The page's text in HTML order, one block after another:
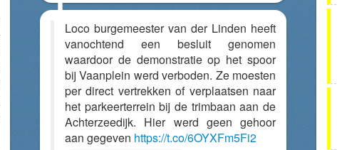
Loco burgemeester van der Linden heeft
vanochtend een besluit genomen
waardoor de demonstratie op het spoor
bij Vaanplein werd verboden. Ze moesten
per direct vertrekken of verplaatsen naar
het parkeerterrein bij de trimbaan aan de
Achterzeedijk. Hier werd geen gehoor
aan gegeven https://t.co/6OYXFm5Fi2